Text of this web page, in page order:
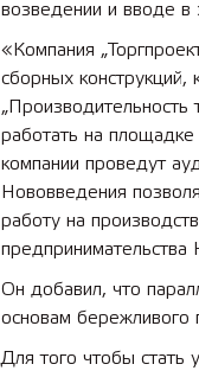
возведении и вводе в
«Компания
сборных конструкций,
работать на площадке
компании проведут
Нововведения
работу на
Он добавил, что
основам бережливого
Для того чтобы стать